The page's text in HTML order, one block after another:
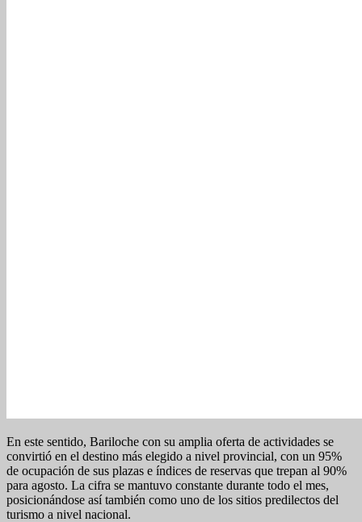
En este sentido, Bariloche con su amplia oferta de actividades se
convirtió en el destino más elegido a nivel provincial, con un 95%
de ocupación de sus plazas e índices de reservas que trepan al 90%
para agosto. La cifra se mantuvo constante durante todo el mes,
posicionándose así también como uno de los sitios predilectos del
turismo a nivel nacional.